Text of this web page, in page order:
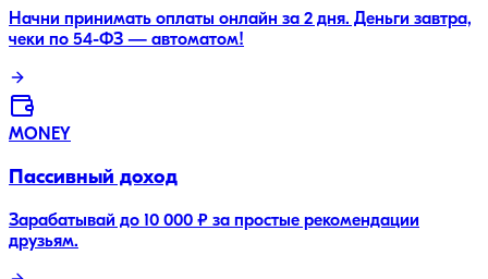
Начни принимать оплаты онлайн за 2 дня. Деньги завтра,
чеки по 54-ФЗ — автоматом!
MONEY
Пассивный доход
Зарабатывай до 10 000 ₽ за простые рекомендации
друзьям.